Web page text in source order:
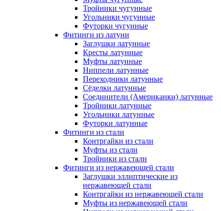
Тройники чугунные
Угольники чугунные
Футорки чугунные
Фитинги из латуни
Заглушки латунные
Кресты латунные
Муфты латунные
Ниппели латунные
Переходники латунные
Сёделки латунные
Соединители (Американки) латунные
Тройники латунные
Угольники латунные
Футорки латунные
Фитинги из стали
Контргайки из стали
Муфты из стали
Тройники из стали
Фитинги из нержавеющей стали
Заглушки эллиптические из
нержавеющей стали
Контргайки из нержавеющей стали
Муфты из нержавеющей стали